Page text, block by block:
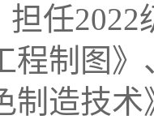
担任
程制图
制造技术